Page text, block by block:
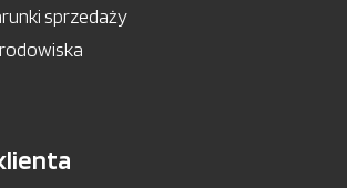
sprzedaży